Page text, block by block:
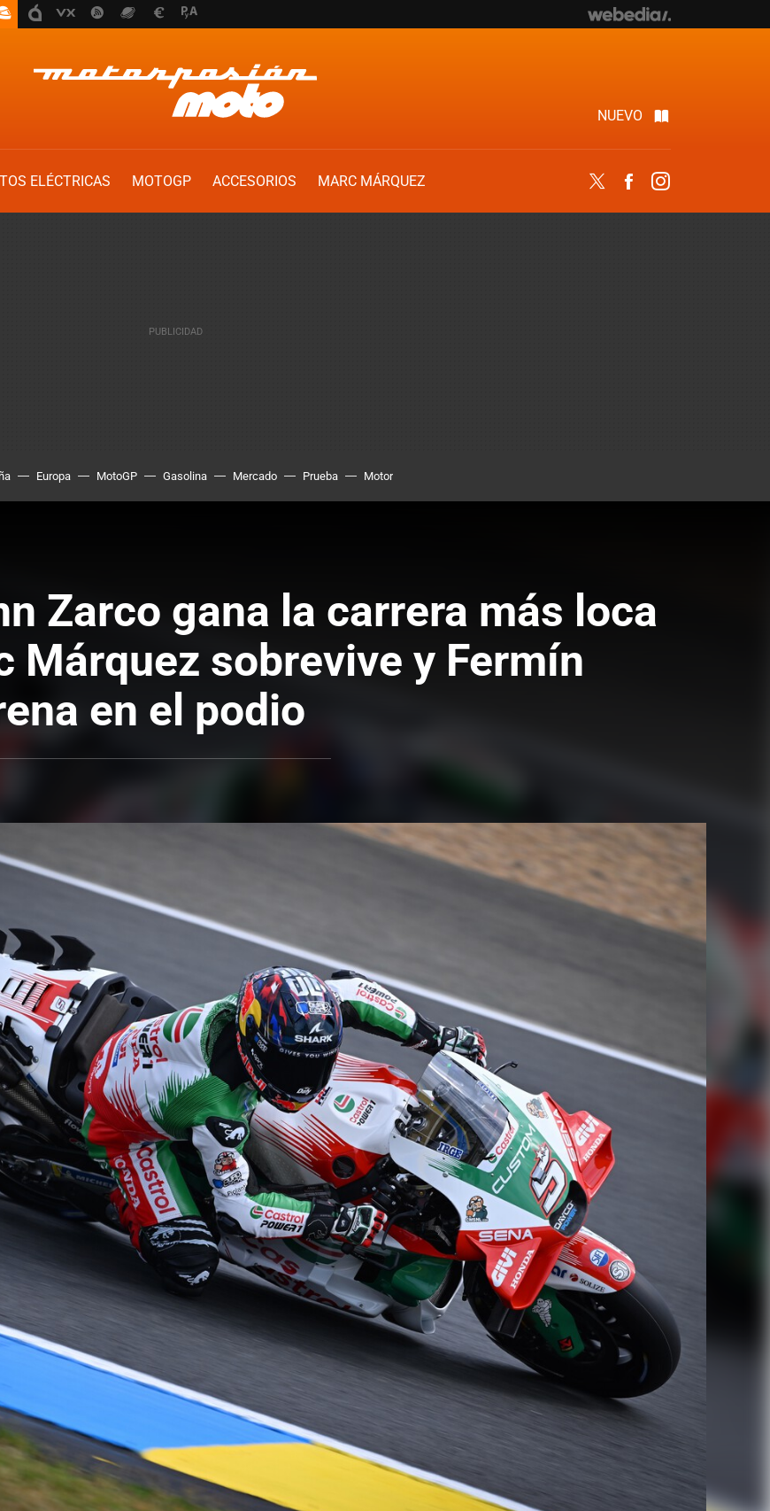
NUEVO
ELÉCTRICAS MOTOGP ACCESORIOS
MARC MÁRQUEZ
Twitter Facebook
Europa MotoGP Gasolina Mercado Prueba Motor
Zarco gana la carrera más loca
Márquez sobrevive y Fermín
en el podio